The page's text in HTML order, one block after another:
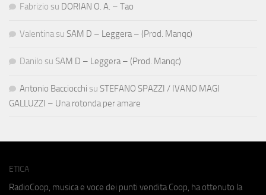
Fabrizio su DORIAN O. A. – Tao
Valentina su SAM D – Leggera – (Prod. Manqc)
Danilo su SAM D – Leggera – (Prod. Manqc)
Antonio Bacciocchi su STEFANO SPAZZI / IVANO MAGI
GALLUZZI – Una rotonda per amare
ETICA
RadioCoop, musica e voce dei punti vendita Coop, ha ottenuto la